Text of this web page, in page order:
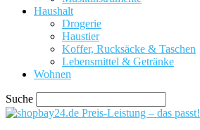
Haushalt
Drogerie
Haustier
Koffer, Rucksäcke & Taschen
Lebensmittel & Getränke
Wohnen
Suche
Preis-Leistung – das passt!